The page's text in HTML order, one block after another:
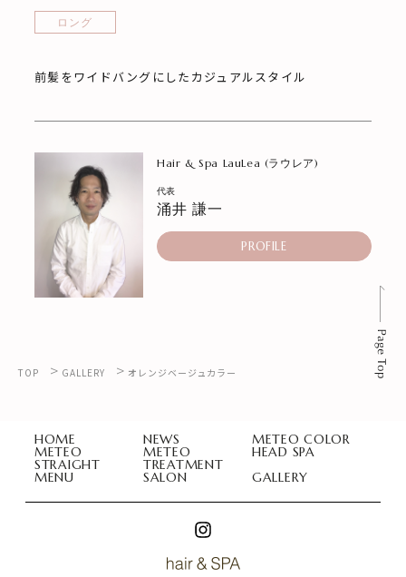
ロング
前髪をワイドバングにしたカジュアルスタイル
Hair & Spa LauLea (ラウレア)
代表
涌井 謙一
PROFILE
TOP > GALLERY > オレンジベージュカラー
HOME NEWS METEO COLOR
METEO
STRAIGHT
METEO
TREATMENT
HEAD SPA
MENU
SALON GALLERY
Hair & Spa LauLea (ラウレア)
Hair & Spa LauLea (ラウレア)